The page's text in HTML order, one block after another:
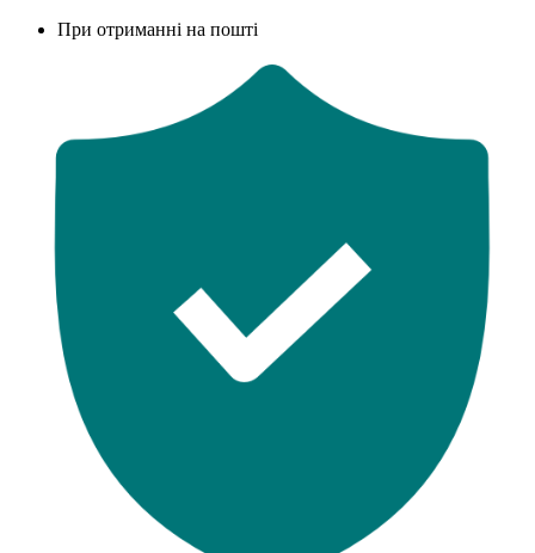
При отриманні на пошті